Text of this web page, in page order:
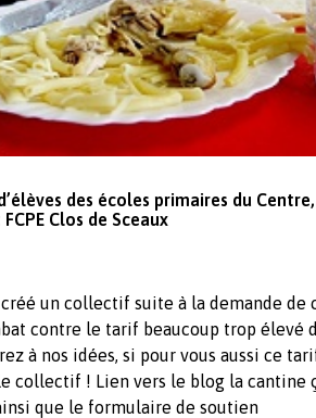
des écoles primaires du
Clos de Sceaux
créé un collectif suite à la demande de
contre le tarif beaucoup trop élevé
à nos idées, si pour vous aussi ce
collectif ! Lien vers le blog la cantine
que le formulaire de soutien